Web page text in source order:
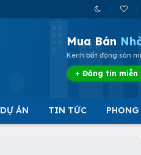
Mua Bán
Kênh bất động sản
+ Đăng tin miễn
DỰ ÁN TIN TỨC